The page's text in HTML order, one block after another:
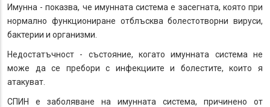
Имунна - показва, че имунната система е засегната, която при
нормално функциониране отблъсква болестотворни вируси,
бактерии и организми.
Недостатъчност - състояние, когато имунната система не
може да се пребори с инфекциите и болестите, които я
атакуват.
СПИН е заболяване на имунната система, причинено от